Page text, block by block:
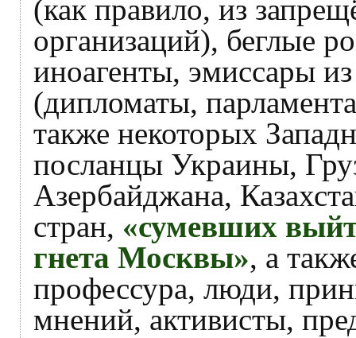
(как правило, из
организаций), беглые
иноагенты, эмиссары
(дипломаты,
также некоторых
посланцы Украины,
Азербайджана,
стран, «сумевших
гнета Москвы», а
профессура, люди,
мнений, активисты,